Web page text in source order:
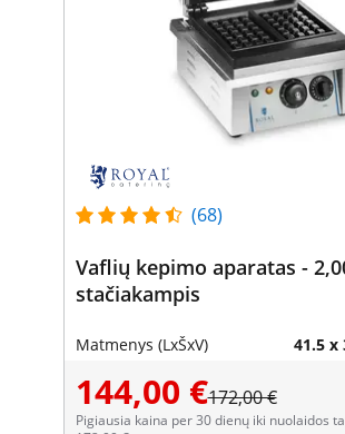
(68)
Vaflių kepimo aparatas -
stačiakampis
Matmenys (LxŠxV) 41.5 x
144,00 €172,00 €
Pigiausia kaina per 30 dienų iki nuolaidos